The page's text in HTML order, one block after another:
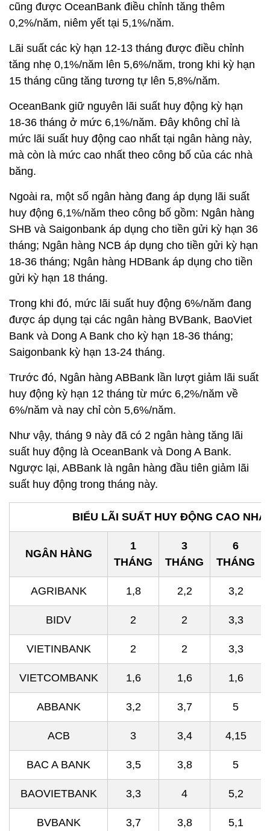
cũng được OceanBank điều chỉnh tăng thêm
0,2%/năm, niêm yết tại 5,1%/năm.
Lãi suất các kỳ hạn 12-13 tháng được điều chỉnh
tăng nhẹ 0,1%/năm lên 5,6%/năm, trong khi kỳ hạn
15 tháng cũng tăng tương tự lên 5,8%/năm.
OceanBank giữ nguyên lãi suất huy động kỳ hạn
18-36 tháng ở mức 6,1%/năm. Đây không chỉ là
mức lãi suất huy động cao nhất tại ngân hàng này,
mà còn là mức cao nhất theo công bố của các nhà
băng.
Ngoài ra, một số ngân hàng đang áp dụng lãi suất
huy động 6,1%/năm theo công bố gồm: Ngân hàng
SHB và Saigonbank áp dụng cho tiền gửi kỳ hạn 36
tháng; Ngân hàng NCB áp dụng cho tiền gửi kỳ hạn
18-36 tháng; Ngân hàng HDBank áp dụng cho tiền
gửi kỳ hạn 18 tháng.
Trong khi đó, mức lãi suất huy động 6%/năm đang
được áp dụng tại các ngân hàng BVBank, BaoViet
Bank và Dong A Bank cho kỳ hạn 18-36 tháng;
Saigonbank kỳ hạn 13-24 tháng.
Trước đó, Ngân hàng ABBank lần lượt giảm lãi suất
huy động kỳ hạn 12 tháng từ mức 6,2%/năm về
6%/năm và nay chỉ còn 5,6%/năm.
Như vậy, tháng 9 này đã có 2 ngân hàng tăng lãi
suất huy động là OceanBank và Dong A Bank.
Ngược lại, ABBank là ngân hàng đầu tiên giảm lãi
suất huy động trong tháng này.
BIỂU LÃI SUẤT HUY ĐỘNG CAO
NGÂN HÀNG
1
THÁNG
3
THÁNG
6
THÁNG
AGRIBANK 1,8 2,2 3,2
BIDV 2 2 3,3
VIETINBANK 2 2 3,3
VIETCOMBANK 1,6 1,6 1,6
ABBANK 3,2 3,7 5
ACB 3 3,4 4,15
BAC A BANK 3,5 3,8 5
BAOVIETBANK 3,3 4 5,2
BVBANK 3,7 3,8 5,1